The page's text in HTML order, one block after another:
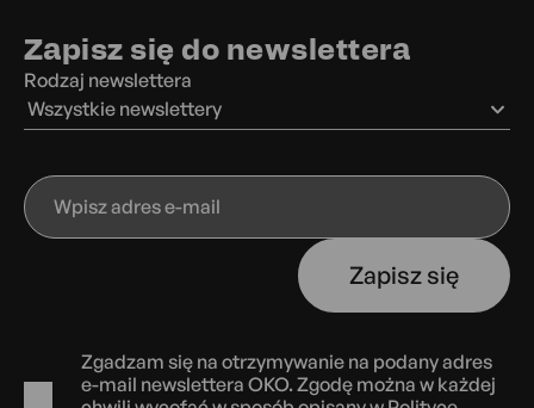
Zapisz się do newslettera
Rodzaj newslettera
Wszystkie newslettery
Wpisz
adres
Zapisz się
Zgadzam się na otrzymywanie na podany adres
e-mail newslettera OKO. Zgodę można w każdej